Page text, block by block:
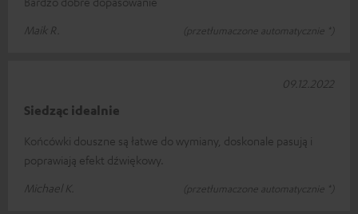
Maik R.
(przetłumaczone automatycznie *)
Siedząc idealnie
Końcówki douszne są łatwe do wymiany, doskonale pasują i
poprawiają efekt dźwiękowy.
Michael K.
(przetłumaczone automatycznie *)
09.12.2022